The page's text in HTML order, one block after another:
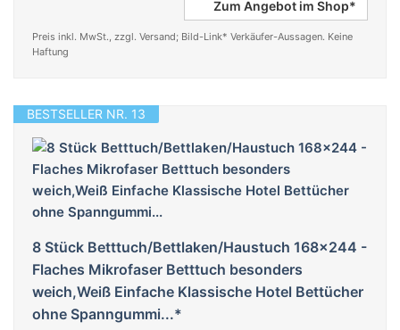
Zum Angebot im Shop*
Preis inkl. MwSt., zzgl. Versand; Bild-Link* Verkäufer-Aussagen. Keine
Haftung
BESTSELLER NR. 13
8 Stück Betttuch/Bettlaken/Haustuch 168x244 -
Flaches Mikrofaser Betttuch besonders
weich,Weiß Einfache Klassische Hotel Bettücher
ohne Spanngummi...*